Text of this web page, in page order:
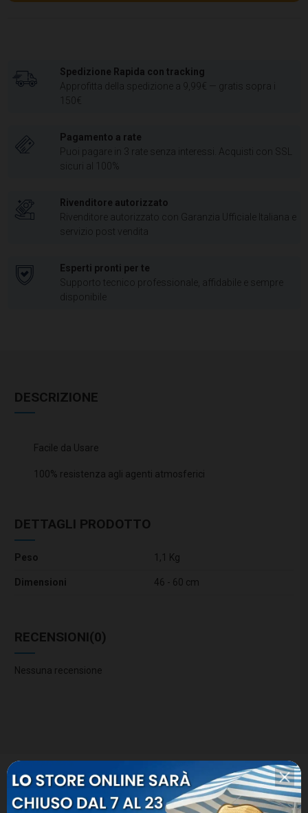
Spedizione Rapida con tracking
Approfitta della spedizione a 9,99€ — gratis sopra i
150€
Pagamento a rate
Puoi pagare in 3 rate senza interessi. Acquisti con SSL
sicuri al 100%
Rivenditore autorizzato
Rivenditore autorizzato con Garanzia Ufficiale Italiana e
servizio post vendita
Esperti pronti per te
Supporto tecnico professionale, affidabile e sempre
disponibile
DESCRIZIONE
Facile da Usare
100% resistenza agli agenti atmosferici
DETTAGLI PRODOTTO
Peso 1,1 Kg
Dimensioni 46 - 60 cm
RECENSIONI(0)
Nessuna recensione
8 ALTRI PRODOTTI SIMILI: